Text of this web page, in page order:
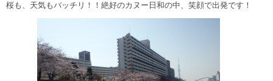
桜も、天気もバッチリ！！絶好のカヌー日和の中、笑顔で出発です！